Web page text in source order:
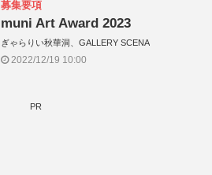
募集要項
muni Art Award 2023
ぎゃらりい秋華洞、GALLERY SCENA
2022/12/19 10:00
PR